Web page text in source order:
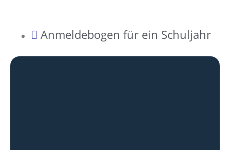
Anmeldebogen für ein Schuljahr